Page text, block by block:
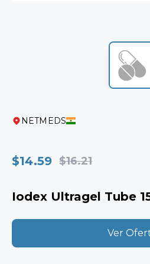
NETMEDS
$14.59 $16.21
Iodex Ultragel Tube
Ver